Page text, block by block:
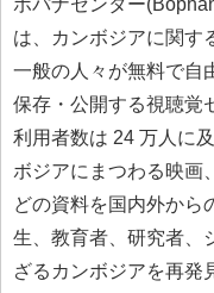
ボパナセンター
は、カンボジアに関す
一般の人々が無料で自
保存・公開する視聴覚
利用者数は 24 万人に
ボジアにまつわる映画
どの資料を国内外から
生、教育者、研究者、
ざるカンボジアを再発